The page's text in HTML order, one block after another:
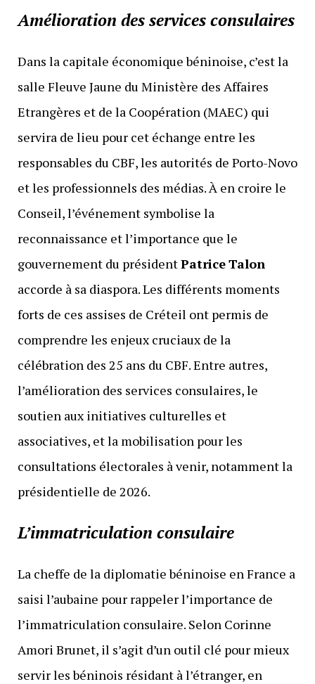
Amélioration des services consulaires
Dans la capitale économique béninoise, c’est la
salle Fleuve Jaune du Ministère des Affaires
Etrangères et de la Coopération (MAEC) qui
servira de lieu pour cet échange entre les
responsables du CBF, les autorités de Porto-Novo
et les professionnels des médias. À en croire le
Conseil, l’événement symbolise la
reconnaissance et l’importance que le
gouvernement du présidentPatriceTalon
accorde à sa diaspora. Les différents moments
forts de ces assises de Créteil ont permis de
comprendre les enjeux cruciaux de la
célébration des 25 ans du CBF. Entre autres,
l’amélioration des services consulaires, le
soutien aux initiatives culturelles et
associatives, et la mobilisation pour les
consultations électorales à venir, notamment la
présidentielle de 2026.
L’immatriculation consulaire
La cheffe de la diplomatie béninoise en France a
saisi l’aubaine pour rappeler l’importance de
l’immatriculation consulaire. Selon Corinne
Amori Brunet, il s’agit d’un outil clé pour mieux
servir les béninois résidant à l’étranger, en